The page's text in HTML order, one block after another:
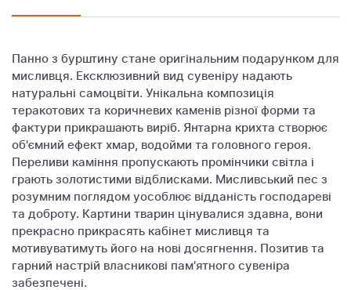
Панно з бурштину стане оригінальним подарунком для
мисливця. Ексклюзивний вид сувеніру надають
натуральні самоцвіти. Унікальна композиція
теракотових та коричневих каменів різної форми та
фактури прикрашають виріб. Янтарна крихта створює
об'ємний ефект хмар, водойми та головного героя.
Переливи каміння пропускають промінчики світла і
грають золотистими відблисками. Мисливський пес з
розумним поглядом уособлює відданість господареві
та доброту. Картини тварин цінувалися здавна, вони
прекрасно прикрасять кабінет мисливця та
мотивуватимуть його на нові досягнення. Позитив та
гарний настрій власникові пам'ятного сувеніра
забезпечені.